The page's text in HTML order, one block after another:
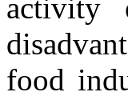
activity
food